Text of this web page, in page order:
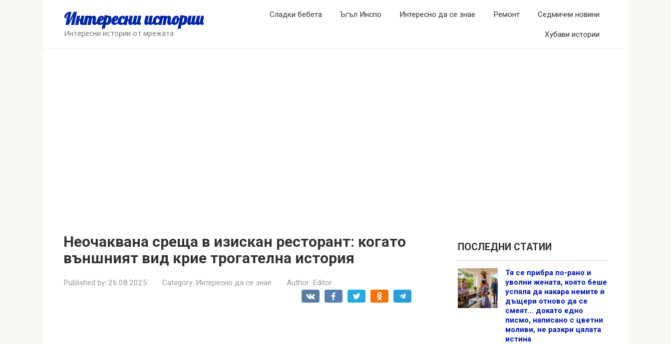
Интересни истории
Интересни истории от мрежата
Сладки бебета Ъгъл Инспо Интересно да се знае Ремонт Седмични новини
Хубави истории
Неочаквана среща в изискан ресторант: когато
външният вид крие трогателна история
Published by: 26.08.2025 Category: Интересно да се знае Author: Editor
ПОСЛЕДНИ СТАТИИ
Тя се прибра по-рано и
уволни жената, която беше
успяла да накара немите ѝ
дъщери отново да се
смеят… докато едно
писмо, написано с цветни
моливи, не разкри цялата
истина